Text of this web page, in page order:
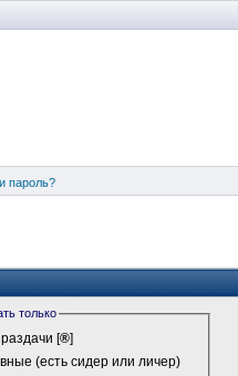
пароль?
только
[®]
(есть сидер или личер)